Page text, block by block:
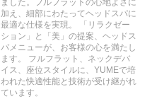
ました。フルフラットの心地よさに
加え、細部にわたってヘッドスパに
最適な仕様を実現。 「リラクゼー
ション」と「美」の提案、ヘッドス
パメニューが、お客様の心を満たし
ます。 フルフラット、ネックデバ
イス、座位スタイルに、YUMEで培
われた快適性能と技術が受け継がれ
ています。